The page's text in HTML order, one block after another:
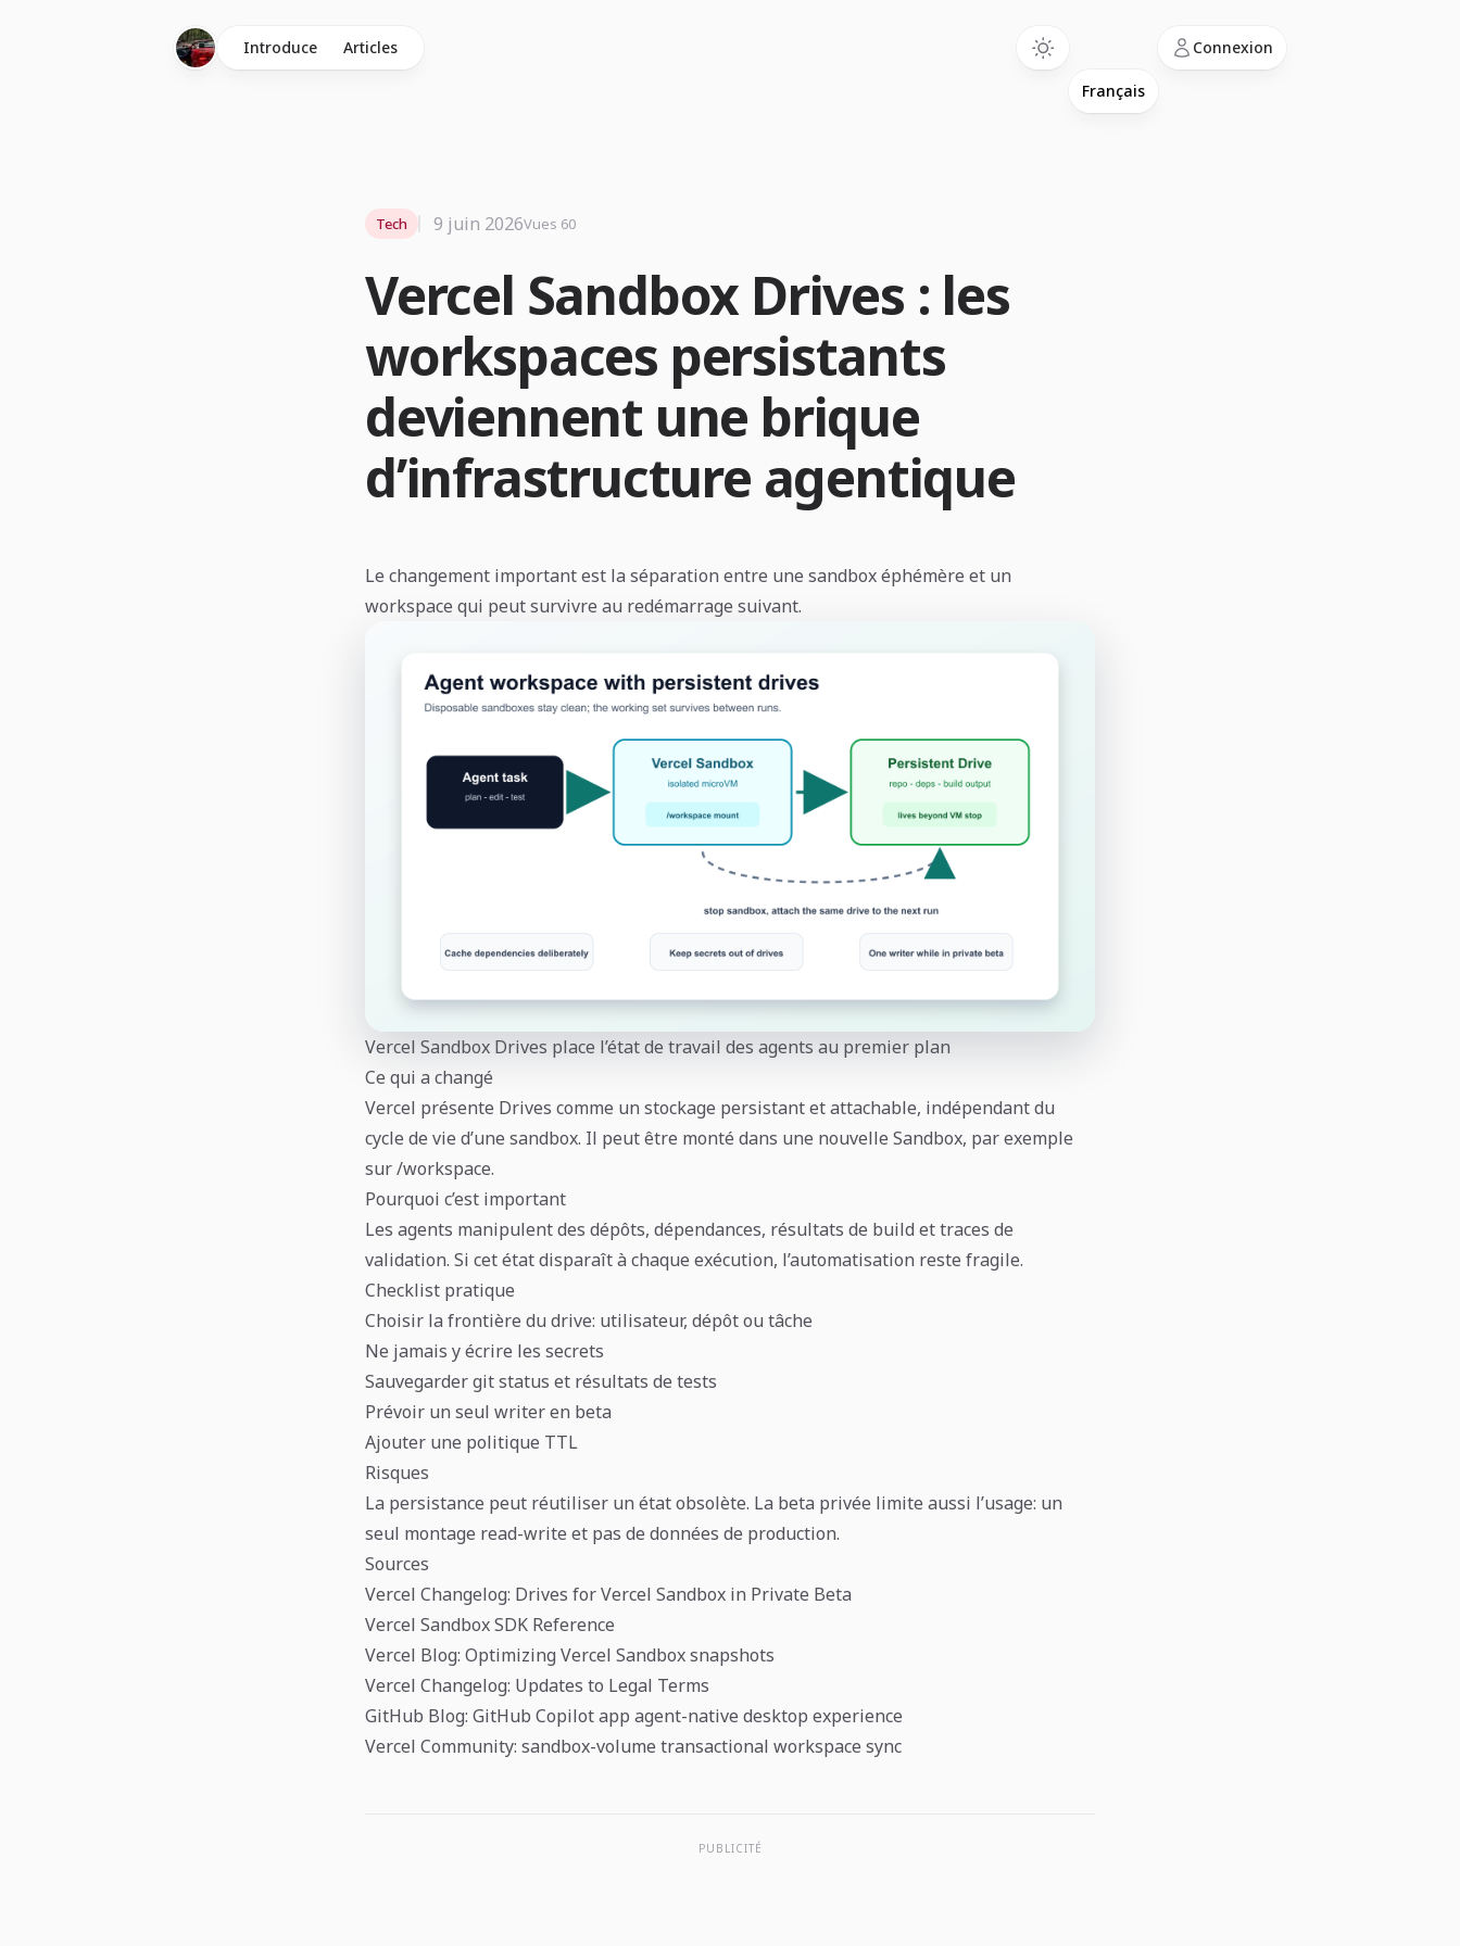
Introduce Articles Connexion
Vercel Sandbox Drives : les
workspaces persistants
deviennent une brique
d’infrastructure agentique
Tech 9 juin 2026Vues 60
Le changement important est la séparation entre une sandbox éphémère et un
workspace qui peut survivre au redémarrage suivant.
Vercel Sandbox Drives place l’état de travail des agents au premier plan
Ce qui a changé
Vercel présente Drives comme un stockage persistant et attachable, indépendant du
cycle de vie d’une sandbox. Il peut être monté dans une nouvelle Sandbox, par exemple
sur /workspace.
Pourquoi c’est important
Les agents manipulent des dépôts, dépendances, résultats de build et traces de
validation. Si cet état disparaît à chaque exécution, l’automatisation reste fragile.
Checklist pratique
Choisir la frontière du drive: utilisateur, dépôt ou tâche
Ne jamais y écrire les secrets
Sauvegarder git status et résultats de tests
Prévoir un seul writer en beta
Ajouter une politique TTL
Risques
La persistance peut réutiliser un état obsolète. La beta privée limite aussi l’usage: un
seul montage read-write et pas de données de production.
Sources
Vercel Changelog: Drives for Vercel Sandbox in Private Beta
Vercel Sandbox SDK Reference
Vercel Blog: Optimizing Vercel Sandbox snapshots
Vercel Changelog: Updates to Legal Terms
GitHub Blog: GitHub Copilot app agent-native desktop experience
Vercel Community: sandbox-volume transactional workspace sync
PUBLICITÉ